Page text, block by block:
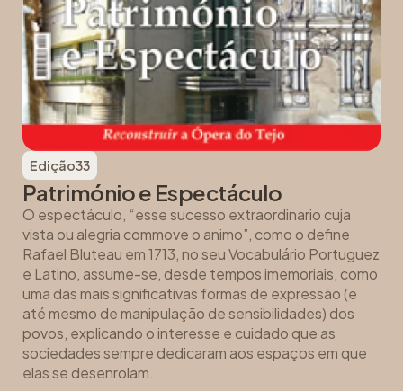
Edição33
Património e Espectáculo
O espectáculo, “esse sucesso extraordinario cuja
vista ou alegria commove o animo”, como o define
Rafael Bluteau em 1713, no seu Vocabulário Portuguez
e Latino, assume-se, desde tempos imemoriais, como
uma das mais significativas formas de expressão (e
até mesmo de manipulação de sensibilidades) dos
povos, explicando o interesse e cuidado que as
sociedades sempre dedicaram aos espaços em que
elas se desenrolam.